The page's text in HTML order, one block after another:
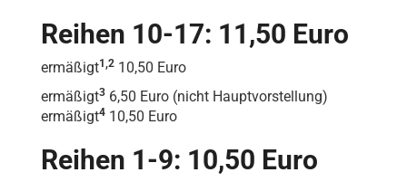
Reihen 10-17: 11,50 Euro
ermäßigt1,2 10,50 Euro
ermäßigt3 6,50 Euro (nicht Hauptvorstellung)
ermäßigt4 10,50 Euro
Reihen 1-9: 10,50 Euro